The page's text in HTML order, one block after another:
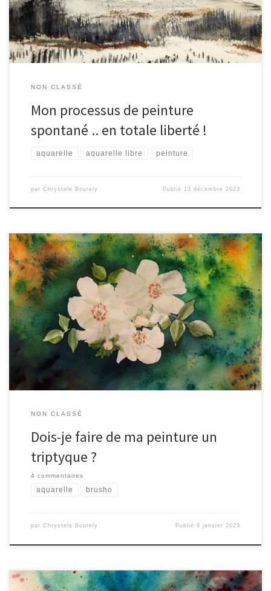
chercher à la reproduire en […]
NON CLASSÉ
Mon processus de peinture
spontané .. en totale liberté !
aquarelle aquarelle libre peinture
par Chrystele Bourely Publié 13 décembre 2023
Grande question ce matin, face à ma dernière aquarelle mixte
(aquarelle + brushos) : est-ce que je coupe le papier en deux pour
en faire 2 œuvres différentes en un triptyque ou bien je n’y touche
pas ?! voilà à quoi ça ressemblerait … sinon je la […]
NON CLASSÉ
Dois-je faire de ma peinture un
triptyque ?
4 commentaires
aquarelle brusho
par Chrystele Bourely Publié8 janvier 2023